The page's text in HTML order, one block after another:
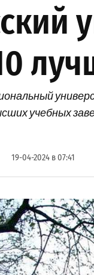
учебных
19-04-2024 в 07:41